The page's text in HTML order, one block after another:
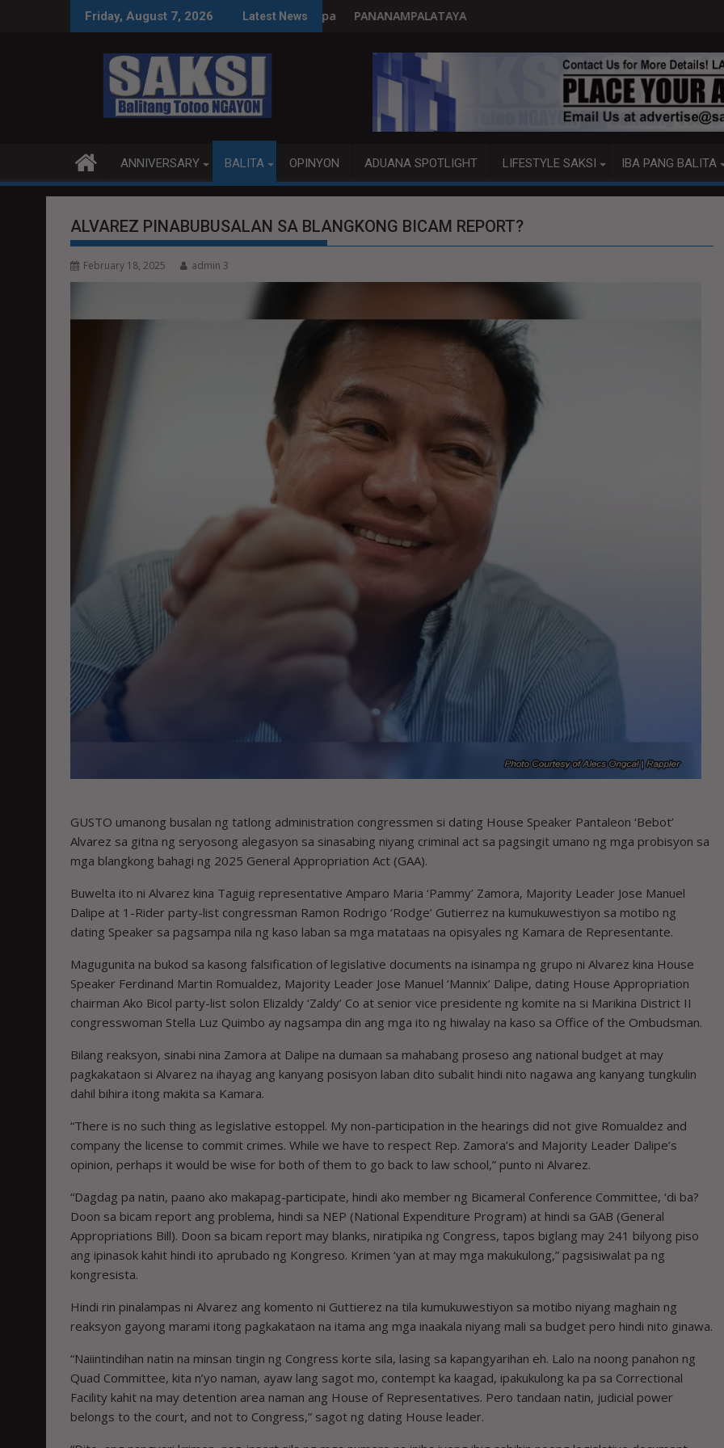
Friday, August 7, 2026 Latest News
tamang paggastos susi sa pag-unladPANANAMPALATAYA
ANNIVERSARY BALITA OPINYON ADUANA SPOTLIGHT LIFESTYLE SAKSI IBA PANG BALITA
ALVAREZ PINABUBUSALAN SA BLANGKONG BICAM REPORT?
February 18, 2025 admin 3
GUSTO umanong busalan ng tatlong administration congressmen si dating House Speaker Pantaleon ‘Bebot’
Alvarez sa gitna ng seryosong alegasyon sa sinasabing niyang criminal act sa pagsingit umano ng mga probisyon sa
mga blangkong bahagi ng 2025 General Appropriation Act (GAA).
Buwelta ito ni Alvarez kina Taguig representative Amparo Maria ‘Pammy’ Zamora, Majority Leader Jose Manuel
Dalipe at 1-Rider party-list congressman Ramon Rodrigo ‘Rodge’ Gutierrez na kumukuwestiyon sa motibo ng
dating Speaker sa pagsampa nila ng kaso laban sa mga matataas na opisyales ng Kamara de Representante.
Magugunita na bukod sa kasong falsification of legislative documents na isinampa ng grupo ni Alvarez kina House
Speaker Ferdinand Martin Romualdez, Majority Leader Jose Manuel ‘Mannix’ Dalipe, dating House Appropriation
chairman Ako Bicol party-list solon Elizaldy ‘Zaldy’ Co at senior vice presidente ng komite na si Marikina District II
congresswoman Stella Luz Quimbo ay nagsampa din ang mga ito ng hiwalay na kaso sa Office of the Ombudsman.
Bilang reaksyon, sinabi nina Zamora at Dalipe na dumaan sa mahabang proseso ang national budget at may
pagkakataon si Alvarez na ihayag ang kanyang posisyon laban dito subalit hindi nito nagawa ang kanyang tungkulin
dahil bihira itong makita sa Kamara.
“There is no such thing as legislative estoppel. My non-participation in the hearings did not give Romualdez and
company the license to commit crimes. While we have to respect Rep. Zamora’s and Majority Leader Dalipe’s
opinion, perhaps it would be wise for both of them to go back to law school,” punto ni Alvarez.
“Dagdag pa natin, paano ako makapag-participate, hindi ako member ng Bicameral Conference Committee, ‘di ba?
Doon sa bicam report ang problema, hindi sa NEP (National Expenditure Program) at hindi sa GAB (General
Appropriations Bill). Doon sa bicam report may blanks, niratipika ng Congress, tapos biglang may 241 bilyong piso
ang ipinasok kahit hindi ito aprubado ng Kongreso. Krimen ‘yan at may mga makukulong,” pagsisiwalat pa ng
kongresista.
Hindi rin pinalampas ni Alvarez ang komento ni Guttierez na tila kumukuwestiyon sa motibo niyang maghain ng
reaksyon gayong marami itong pagkakataon na itama ang mga inaakala niyang mali sa budget pero hindi nito ginawa.
“Naiintindihan natin na minsan tingin ng Congress korte sila, lasing sa kapangyarihan eh. Lalo na noong panahon ng
Quad Committee, kita n’yo naman, ayaw lang sagot mo, contempt ka kaagad, ipakukulong ka pa sa Correctional
Facility kahit na may detention area naman ang House of Representatives. Pero tandaan natin, judicial power
belongs to the court, and not to Congress,” sagot ng dating House leader.